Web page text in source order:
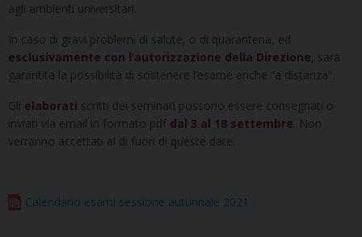
agli ambienti universitari.
In caso di gravi problemi di salute, o di quarantena, ed
esclusivamente con l’autorizzazione della Direzione, sarà
garantita la possibilità di sostenere l’esame anche “a distanza”.
Gli elaborati scritti dei seminari possono essere consegnati o
inviati via email in formato pdf dal 3 al 18 settembre. Non
verranno accettati al di fuori di queste date.
Calendario esami sessione autunnale 2021